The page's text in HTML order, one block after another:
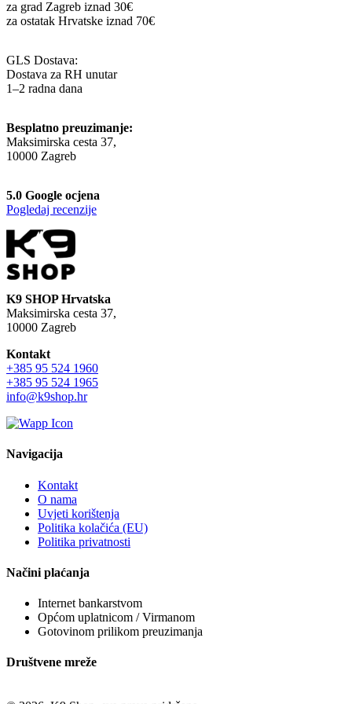
za grad Zagreb iznad 30€
za ostatak Hrvatske iznad 70€
GLS Dostava:
Dostava za RH unutar
1–2 radna dana
Besplatno preuzimanje:
Maksimirska cesta 37,
10000 Zagreb
5.0 Google ocjena
Pogledaj recenzije
K9 SHOP Hrvatska
Maksimirska cesta 37,
10000 Zagreb
Kontakt
+385 95 524 1960
+385 95 524 1965
info@k9shop.hr
Navigacija
Kontakt
O nama
Uvjeti korištenja
Politika kolačića (EU)
Politika privatnosti
Načini plaćanja
Internet bankarstvom
Općom uplatnicom / Virmanom
Gotovinom prilikom preuzimanja
Društvene mreže